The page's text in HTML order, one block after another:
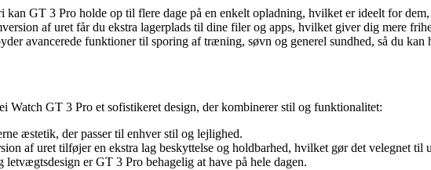
kan GT 3 Pro holde op til flere dage på en enkelt opladning, hvilket er ideelt for
af uret får du ekstra lagerplads til dine filer og apps, hvilket giver dig mere
avancerede funktioner til sporing af træning, søvn og generel sundhed, så du
Watch GT 3 Pro et sofistikeret design, der kombinerer stil og funktionalitet:
æstetik, der passer til enhver stil og lejlighed.
af uret tilføjer en ekstra lag beskyttelse og holdbarhed, hvilket gør det velegnet til
letvægtsdesign er GT 3 Pro behagelig at have på hele dagen.